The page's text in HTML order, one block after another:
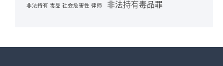
非法持有 毒品 社会危害性 律师 非法持有毒品罪